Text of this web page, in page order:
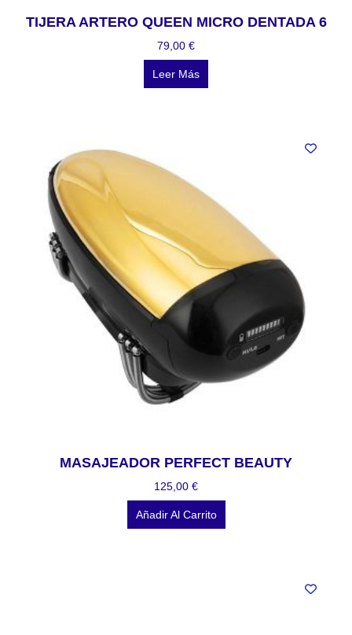
TIJERA ARTERO QUEEN MICRO DENTADA 6
79,00 €
Leer Más
MASAJEADOR PERFECT BEAUTY
125,00 €
Añadir Al Carrito